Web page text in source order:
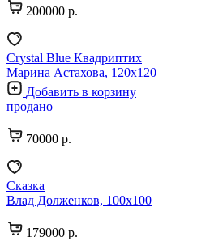
200000 р.
Crystal Blue Квадриптих
Марина Астахова, 120х120
Добавить в корзину
продано
70000 р.
Сказка
Влад Долженков, 100х100
179000 р.